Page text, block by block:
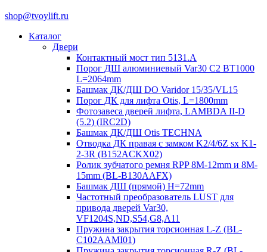
shop@tvoylift.ru
Каталог
Двери
Контактный мост тип 5131.A
Порог ДШ алюминиевый Var30 C2 BT1000
L=2064mm
Башмак ДК/ДШ DO Varidor 15/35/VL15
Порог ДК для лифта Otis, L=1800mm
Фотозавеса дверей лифта, LAMBDA II-D
(5.2) (IRC2D)
Башмак ДК/ДШ Otis TECHNA
Отводка ДК правая с замком K2/4/6Z sx K1-
2-3R (B152ACKX02)
Ролик зубчатого ремня RPP 8M-12mm и 8M-
15mm (BL-B130AAFX)
Башмак ДШ (прямой) H=72mm
Частотный преобразователь LUST для
привода дверей Var30,
VF1204S,ND,S54,G8,A11
Пружина закрытия торсионная L-Z (BL-
C102AAMI01)